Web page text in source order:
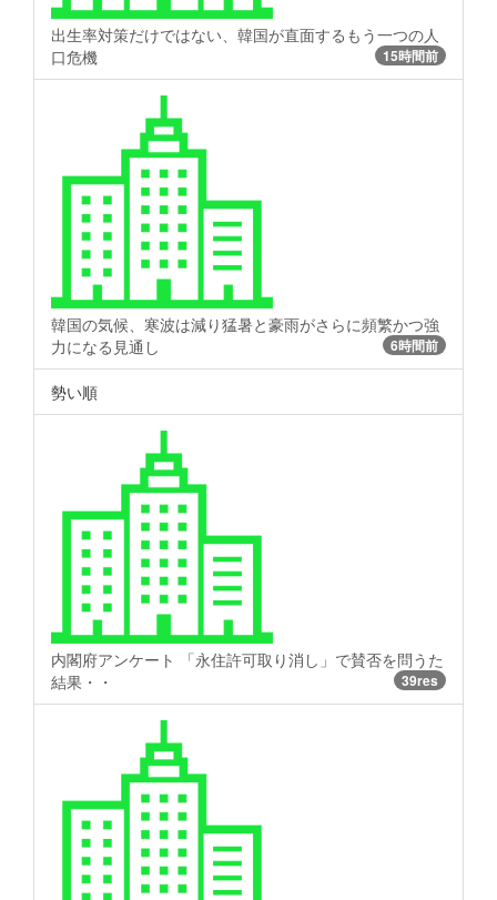
出生率対策だけではない、韓国が直面するもう一つの人
口危機
15時間前
韓国の気候、寒波は減り猛暑と豪雨がさらに頻繁かつ強
力になる見通し
6時間前
勢い順
内閣府アンケート 「永住許可取り消し」で賛否を問うた
結果・・
39res